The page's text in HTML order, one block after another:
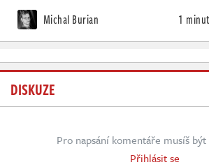
Michal Burian 1
DISKUZE
Pro napsání komentáře musíš
Přihlásit se